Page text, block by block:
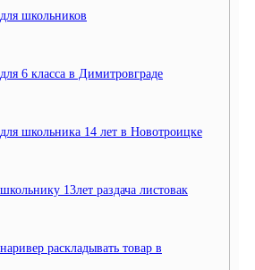
школьников
6 класса в Димитровграде
школьника 14 лет в Новотроицке
13лет раздача листовак
раскладывать товар в